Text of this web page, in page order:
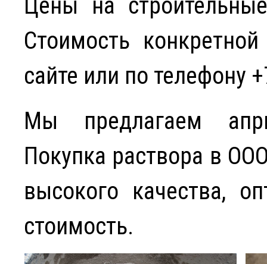
Стоимость
сайте или по телефону
Мы предлагаем
Покупка раствора в
высокого качества,
стоимость.